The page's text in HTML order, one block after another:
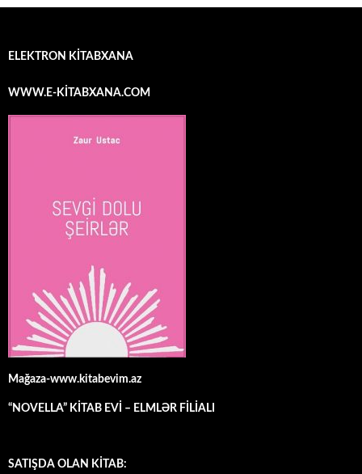
ELEKTRON KİTABXANA
WWW.E-KİTABXANA.COM
Mağaza-www.kitabevim.az
“NOVELLA” KİTAB EVİ – ELMLƏR FİLİALI
SATIŞDA OLAN KİTAB: